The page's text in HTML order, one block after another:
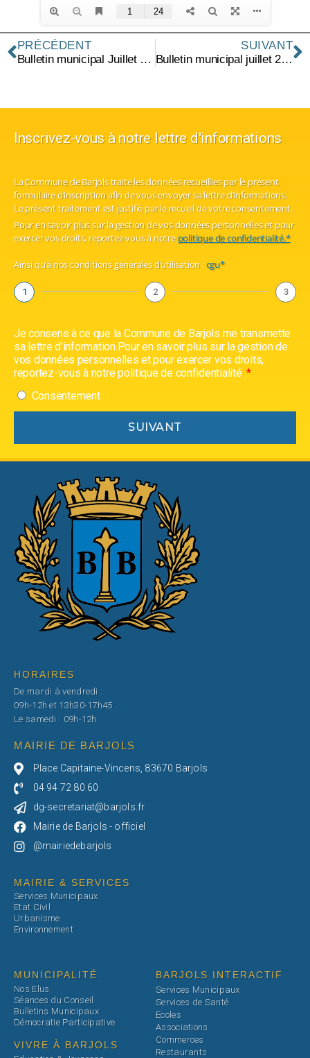
PRÉCÉDENT
Bulletin municipal Juillet 2022
SUIVANT
Bulletin municipal juillet 2023
Inscrivez-vous à notre lettre d'informations
La Commune de Barjols traite les données recueillies par le présent
formulaire d’inscription afin de vous envoyer sa lettre d’informations.
Le présent traitement est justifié par le recueil de votre consentement.
Pour en savoir plus sur la gestion de vos données personnelles et pour
exercer vos droits, reportez-vous à notrepolitique de confidentialité.*
Ainsi qu’à nos conditions générales d’utilisation :cgu*
1 2 3
Je consens à ce que la Commune de Barjols me transmette
sa lettre d’information.Pour en savoir plus sur la gestion de
vos données personnelles et pour exercer vos droits,
reportez-vous à notre politique de confidentialité
Consentement
SUIVANT
HORAIRES
De mardi à vendredi :
09h-12h et 13h30-17h45
Le samedi : 09h-12h
MAIRIE DE BARJOLS
Place Capitaine-Vincens, 83670 Barjols
04 94 72 80 60
dg-secretariat@barjols.fr
Mairie de Barjols - officiel
@mairiedebarjols
MAIRIE & SERVICES
Services Municipaux
Etat Civil
Urbanisme
Environnement
MUNICIPALITÉ
Nos Elus
Séances du Conseil
Bulletins Municipaux
Démocratie Participative
VIVRE À BARJOLS
BARJOLS INTERACTIF
Services Municipaux
Services de Santé
Ecoles
Associations
Commerces
Restaurants